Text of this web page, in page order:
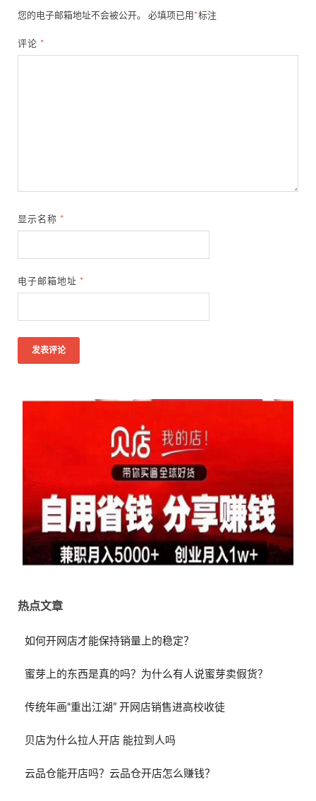
您的电子邮箱地址不会被公开。 必填项已用 *标注
评论 *
显示名称 *
电子邮箱地址 *
热点文章
如何开网店才能保持销量上的稳定？
蜜芽上的东西是真的吗？为什么有人说蜜芽卖假货？
传统年画“重出江湖” 开网店销售进高校收徒
贝店为什么拉人开店 能拉到人吗
云品仓能开店吗？云品仓开店怎么赚钱？